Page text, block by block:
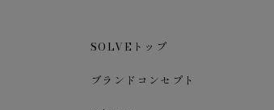
SOLVEトップ
ブランドコンセプト